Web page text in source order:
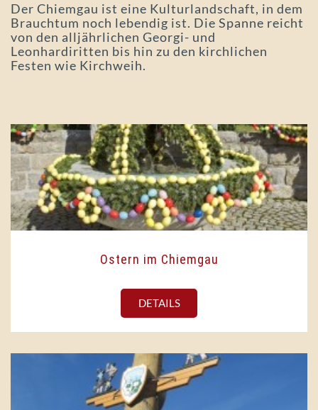
Der Chiemgau ist eine Kulturlandschaft, in dem
Brauchtum noch lebendig ist. Die Spanne reicht
von den alljährlichen Georgi- und
Leonhardiritten bis hin zu den kirchlichen
Festen wie Kirchweih.
Ostern im Chiemgau
DETAILS